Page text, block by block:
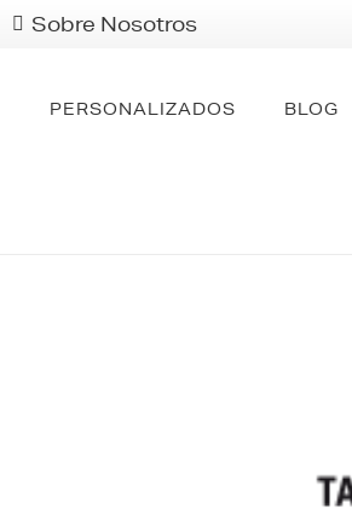
Sobre Nosotros
PERSONALIZADOS BLOG